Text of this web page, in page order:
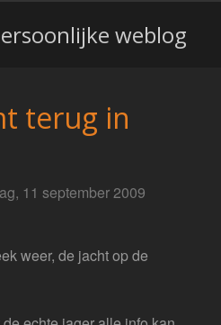
weblog
terug in
11 september 2009
weer, de jacht op de